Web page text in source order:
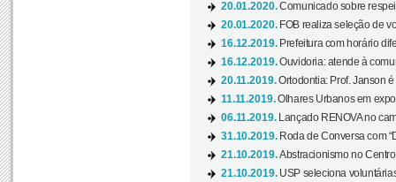
20.01.2020.Comunicado sobre
20.01.2020. FOB realiza seleção de
16.12.2019. Prefeitura com horário
16.12.2019.Ouvidoria: atende à
20.11.2019.Ortodontia: Prof. Janson
11.11.2019.Olhares Urbanos em
06.11.2019.
Lançado RENOVA no
31.10.2019. Roda de Conversa com
21.10.2019.Abstracionismo no
21.10.2019. USP seleciona